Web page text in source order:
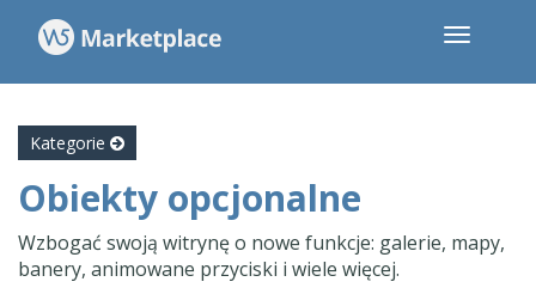
Kategorie
Obiekty opcjonalne
Wzbogać swoją witrynę o nowe funkcje: galerie, mapy,
banery, animowane przyciski i wiele więcej.